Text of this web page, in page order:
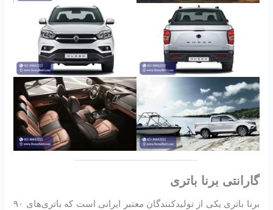
گارانتی برنا باتری
برنا باتری یکی از تولیدکنندگان معتبر ایرانی است که باتری‌های ۹۰